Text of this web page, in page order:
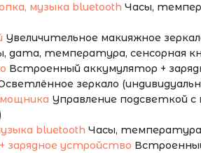
Часы,
Увеличительное макияжное
дата, температура, сенсорная
Встроенный аккумулятор +
зеркало
Управление подсветкой с
Часы, температура,